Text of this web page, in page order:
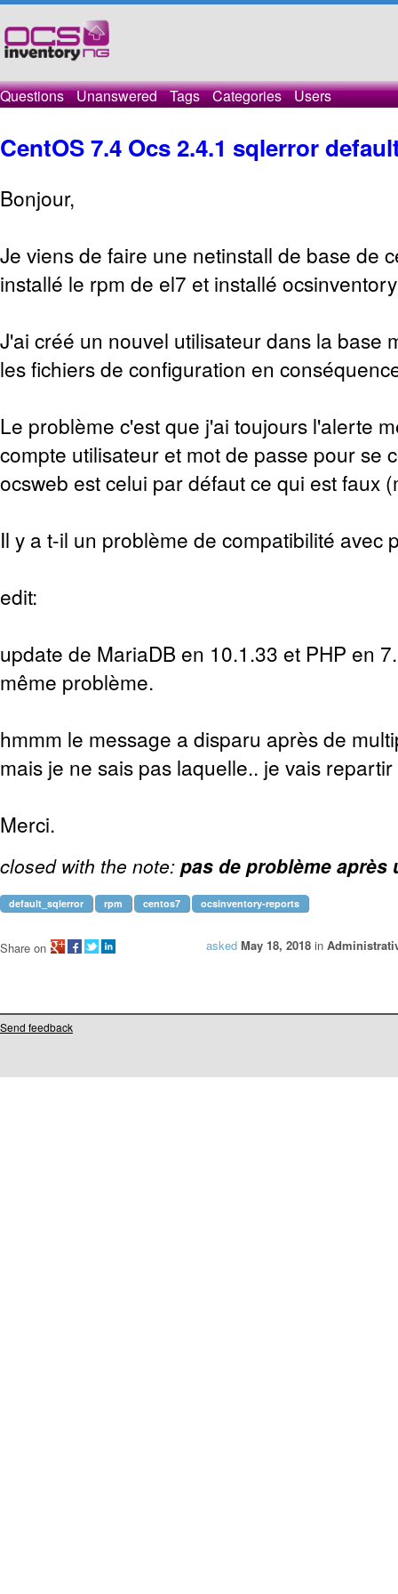
Questions Unanswered Tags Categories Users
CentOS 7.4 Ocs 2.4.1 sqlerror
Bonjour,
Je viens de faire une netinstall de base de
installé le rpm de el7 et installé
J'ai créé un nouvel utilisateur dans la base
les fichiers de configuration en
Le problème c'est que j'ai toujours l'alerte
compte utilisateur et mot de passe pour se
ocsweb est celui par défaut ce qui est faux
Il y a t-il un problème de compatibilité avec
edit:
update de MariaDB en 10.1.33 et PHP en
même problème.
hmmm le message a disparu après de
mais je ne sais pas laquelle.. je vais
Merci.
closed with the note: pas de problème après
default_sqlerror rpm centos7 ocsinventory-reports
asked May 18, 2018 in
Share on
Send feedback